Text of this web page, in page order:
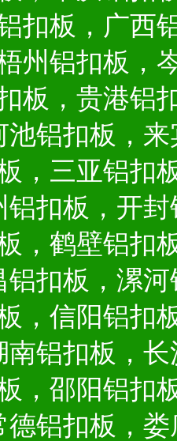
扣板，广西
州铝扣板，
板，贵港铝
池铝扣板，
，三亚铝扣
铝扣板，开
，鹤壁铝扣
铝扣板，漯
，信阳铝扣
南铝扣板，
，邵阳铝扣
德铝扣板，